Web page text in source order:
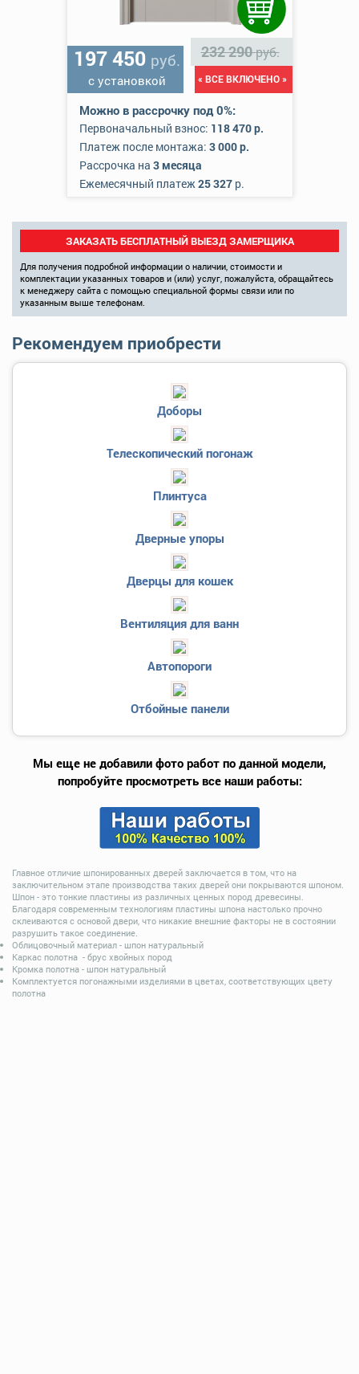
197 450 руб.
с установкой
232 290руб.
« ВСЕ ВКЛЮЧЕНО »
Можно в рассрочку под 0%:
Первоначальный взнос: 118 470 р.
Платеж после монтажа: 3 000 р.
Рассрочка на 3 месяца
Ежемесячный платеж25 327р.
ЗАКАЗАТЬ БЕСПЛАТНЫЙ ВЫЕЗД ЗАМЕРЩИКА
Для получения подробной информации о наличии, стоимости и
комплектации указанных товаров и (или) услуг, пожалуйста, обращайтесь
к менеджеру сайта с помощью специальной формы связи или по
указанным выше телефонам.
Рекомендуем приобрести
Доборы
Телескопический погонаж
Плинтуса
Дверные упоры
Дверцы для кошек
Вентиляция для ванн
Автопороги
Отбойные панели
Мы еще не добавили фото работ по данной модели,
попробуйте просмотреть все наши работы:
Главное отличие шпонированных дверей заключается в том, что на
заключительном этапе производства таких дверей они покрываются шпоном.
Шпон - это тонкие пластины из различных ценных пород древесины.
Благодаря современным технологиям пластины шпона настолько прочно
склеиваются с основой двери, что никакие внешние факторы не в состоянии
разрушить такое соединение.
Облицовочный материал - шпон натуральный
Каркас полотна - брус хвойных пород
Кромка полотна - шпон натуральный
Комплектуется погонажными изделиями в цветах, соответствующих цвету
полотна